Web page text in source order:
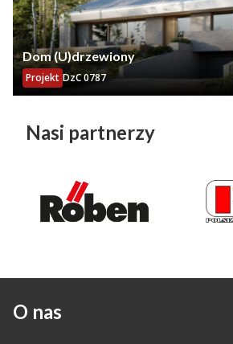
Dom (U)drzewiony
Projekt DzC 0787
Nasi partnerzy
O nas